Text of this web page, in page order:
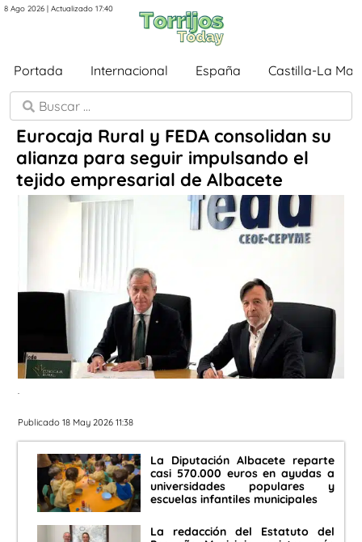
8 Ago 2026 | Actualizado 17:40
Portada Internacional España Castilla-La
Eurocaja Rural y FEDA consolidan su
alianza para seguir impulsando el
tejido empresarial de Albacete
.
Publicado 18 May 2026 11:38
La Diputación Albacete reparte
casi 570.000 euros en ayudas a
universidades populares y
escuelas infantiles municipales
La redacción del Estatuto del